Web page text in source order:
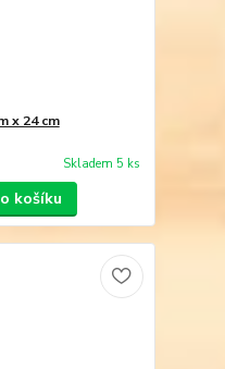
x 24 cm
Skladem 5 ks
košíku